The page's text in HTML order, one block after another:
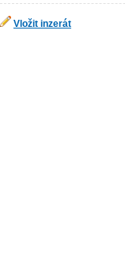
Vložit inzerát